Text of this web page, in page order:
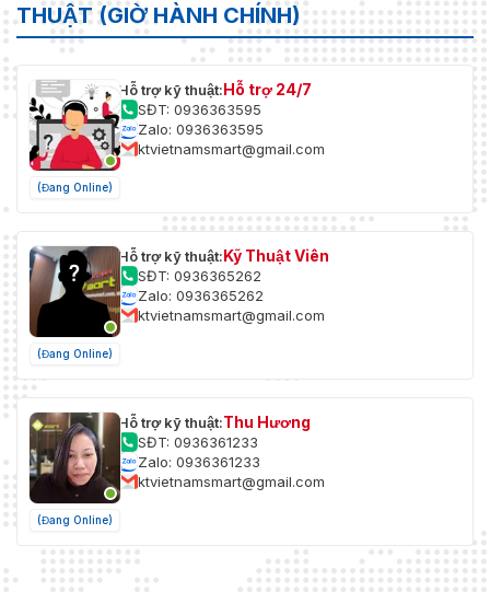
THUẬT (GIỜ HÀNH CHÍNH)
(Đang Online)
Hỗ trợ kỹ thuật:Hỗ trợ 24/7
SĐT: 0936363595
Zalo: 0936363595
ktvietnamsmart@gmail.com
(Đang Online)
Hỗ trợ kỹ thuật:Kỹ Thuật Viên
SĐT: 0936365262
Zalo: 0936365262
ktvietnamsmart@gmail.com
(Đang Online)
Hỗ trợ kỹ thuật:Thu Hương
SĐT: 0936361233
Zalo: 0936361233
ktvietnamsmart@gmail.com